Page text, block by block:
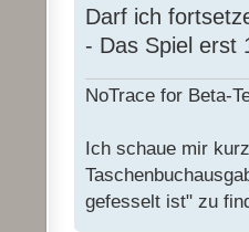
Darf ich
- Das Spiel erst
NoTrace for Beta-
Ich schaue mir
gefesselt ist" zu